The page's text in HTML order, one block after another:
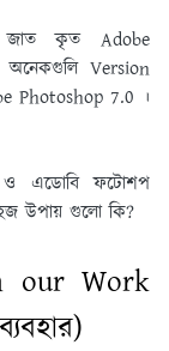
জাত কৃত Adobe
অনেকগুলি Version
Photoshop 7.0 ।
ও এডোবি ফটোশপ
উপায় গুলো কি?
our Work